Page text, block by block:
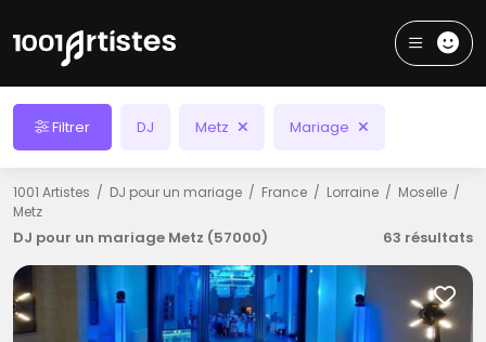
Filtrer DJ Metz Mariage
1001 Artistes DJ pour un mariage France Lorraine
Moselle
Metz
DJ pour un mariage Metz (57000) 63 résultats